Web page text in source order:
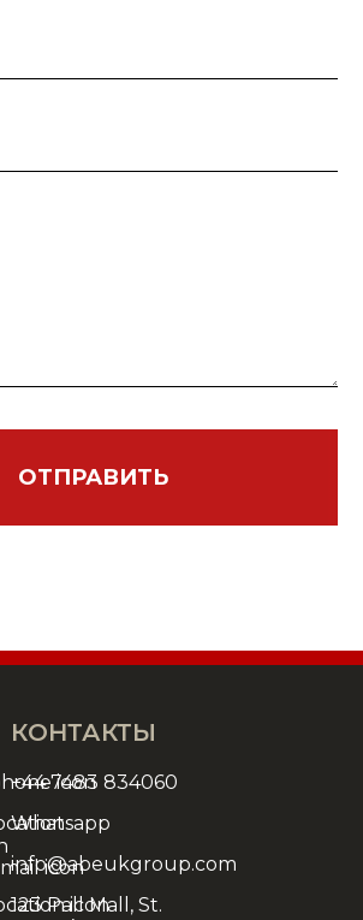
КОНТАКТЫ
+44 7483 834060
Whatsapp
info@abeukgroup.com
123 Pall Mall, St.